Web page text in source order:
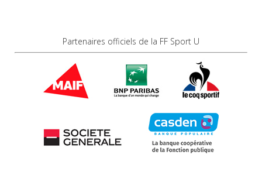
Partenaires officiels de la FF Sport U